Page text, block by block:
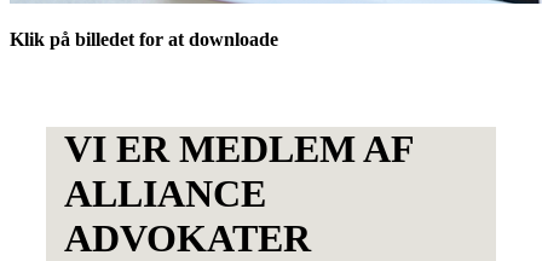
Klik på billedet for at downloade
VI ER MEDLEM AF
ALLIANCE
ADVOKATER